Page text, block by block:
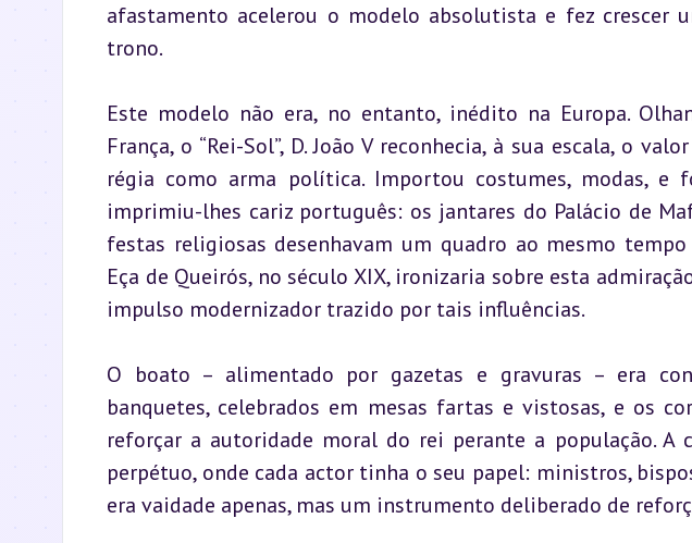
afastamento acelerou o modelo absolutista e fez crescer
trono.
Este modelo não era, no entanto, inédito na Europa.
França, o “Rei-Sol”, D. João V reconhecia, à sua escala, o
régia como arma política. Importou costumes, modas, e
imprimiu-lhes cariz português: os jantares do Palácio de
festas religiosas desenhavam um quadro ao mesmo
Eça de Queirós, no século XIX, ironizaria sobre esta
impulso modernizador trazido por tais influências.
O boato – alimentado por gazetas e gravuras – era
banquetes, celebrados em mesas fartas e vistosas, e os
reforçar a autoridade moral do rei perante a população. A
perpétuo, onde cada actor tinha o seu papel: ministros,
era vaidade apenas, mas um instrumento deliberado de